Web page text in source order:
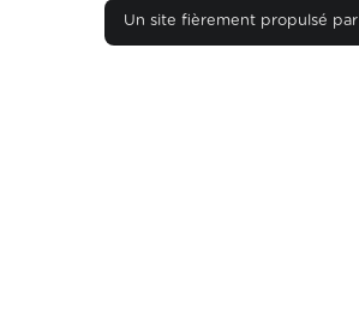
Un site fièrement propulsé par